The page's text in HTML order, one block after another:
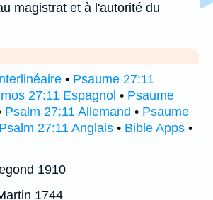
magistrat et à l'autorité du
• Psaume 27:11
27:11 Espagnol • Psaume
Psalm 27:11 Allemand • Psaume
Psalm 27:11 Anglais • Bible Apps •
1910
1744